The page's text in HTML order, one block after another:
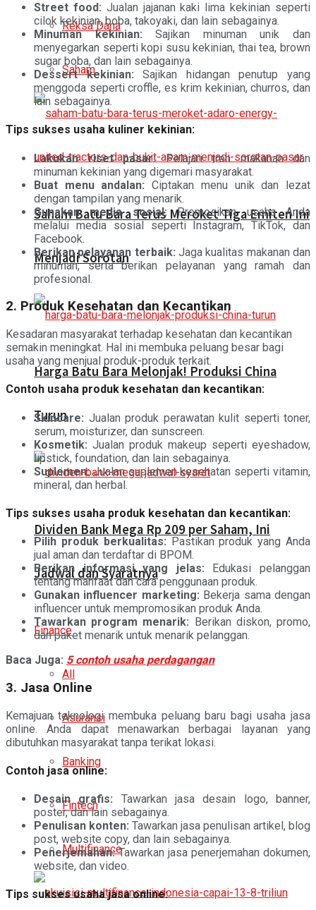
Reksa Dana
Saham
Saham Batu Bara Terus Meroket Tiga Emiten Ini
Menjadi Sorotan
Harga Batu Bara Melonjak! Produksi China
Turun
Dividen Bank Mega Rp 209 per Saham, Ini
Jadwal dan Syaratnya
Finance
All
Asuransi
Banking
Fintech
Multifinance
Street food: Jualan jajanan kaki lima kekinian seperti
cilok kekinian, boba, takoyaki, dan lain sebagainya.
Minuman kekinian: Sajikan minuman unik dan
menyegarkan seperti kopi susu kekinian, thai tea, brown
sugar boba, dan lain sebagainya.
Dessert kekinian: Sajikan hidangan penutup yang
menggoda seperti croffle, es krim kekinian, churros, dan
lain sebagainya.
Tips sukses usaha kuliner kekinian:
Lakukan riset pasar:Pelajari tren makanan dan
minuman kekinian yang digemari masyarakat.
Buat menu andalan: Ciptakan menu unik dan lezat
dengan tampilan yang menarik.
Gunakan media sosial: Promosikan usaha Anda
melalui media sosial seperti Instagram, TikTok, dan
Facebook.
Berikan pelayanan terbaik: Jaga kualitas makanan dan
minuman, serta berikan pelayanan yang ramah dan
profesional.
2. Produk Kesehatan dan Kecantikan
Kesadaran masyarakat terhadap kesehatan dan kecantikan
semakin meningkat. Hal ini membuka peluang besar bagi
usaha yang menjual produk-produk terkait.
Contoh usaha produk kesehatan dan kecantikan:
Skincare: Jualan produk perawatan kulit seperti toner,
serum, moisturizer, dan sunscreen.
Kosmetik: Jualan produk makeup seperti eyeshadow,
lipstick, foundation, dan lain sebagainya.
Suplemen:Jualan suplemen kesehatan seperti vitamin,
mineral, dan herbal.
Tips sukses usaha produk kesehatan dan kecantikan:
Pilih produk berkualitas: Pastikan produk yang Anda
jual aman dan terdaftar di BPOM.
Berikan informasi yang jelas: Edukasi pelanggan
tentang manfaat dan cara penggunaan produk.
Gunakan influencer marketing: Bekerja sama dengan
influencer untuk mempromosikan produk Anda.
Tawarkan program menarik: Berikan diskon, promo,
dan paket menarik untuk menarik pelanggan.
Baca Juga: 5 contoh usaha perdagangan
3. Jasa Online
Kemajuan teknologi membuka peluang baru bagi usaha jasa
online. Anda dapat menawarkan berbagai layanan yang
dibutuhkan masyarakat tanpa terikat lokasi.
Contoh jasa online:
Desain grafis: Tawarkan jasa desain logo, banner,
poster, dan lain sebagainya.
Penulisan konten: Tawarkan jasa penulisan artikel, blog
post, website copy, dan lain sebagainya.
Penerjemahan:Tawarkan jasa penerjemahan dokumen,
website, dan video.
Tips sukses usaha jasa online: